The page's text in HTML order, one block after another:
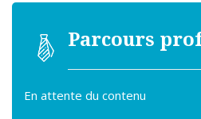
Parcours
En attente du contenu